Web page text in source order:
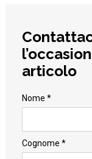
articolo
Nome *
Cognome *